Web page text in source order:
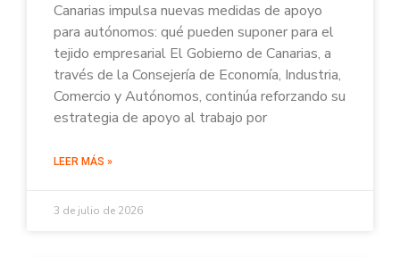
Canarias impulsa nuevas medidas de apoyo
para autónomos: qué pueden suponer para el
tejido empresarial El Gobierno de Canarias, a
través de la Consejería de Economía, Industria,
Comercio y Autónomos, continúa reforzando su
estrategia de apoyo al trabajo por
LEER MÁS »
3 de julio de 2026